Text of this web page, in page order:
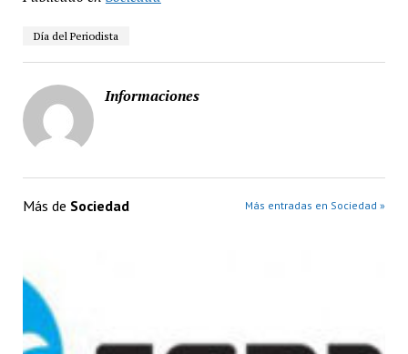
Día del Periodista
Informaciones
Más de Sociedad Más entradas en Sociedad »